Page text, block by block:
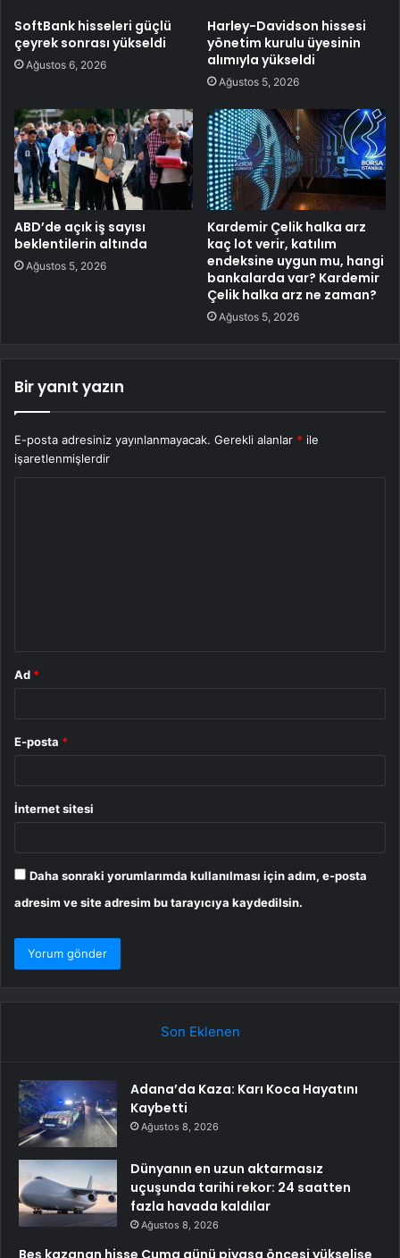
SoftBank hisseleri güçlü
çeyrek sonrası yükseldi
Ağustos 6, 2026
Harley-Davidson hissesi
yönetim kurulu üyesinin
alımıyla yükseldi
Ağustos 5, 2026
ABD’de açık iş sayısı
beklentilerin altında
Ağustos 5, 2026
Kardemir Çelik halka arz
kaç lot verir, katılım
endeksine uygun mu, hangi
bankalarda var? Kardemir
Çelik halka arz ne zaman?
Ağustos 5, 2026
Bir yanıt yazın
E-posta adresiniz yayınlanmayacak. Gerekli alanlar * ile
işaretlenmişlerdir
Ad *
E-posta *
İnternet sitesi
Daha sonraki yorumlarımda kullanılması için adım, e-posta
adresim ve site adresim bu tarayıcıya kaydedilsin.
Son Eklenen
Adana’da Kaza: Karı Koca Hayatını
Kaybetti
Ağustos 8, 2026
Dünyanın en uzun aktarmasız
uçuşunda tarihi rekor: 24 saatten
fazla havada kaldılar
Ağustos 8, 2026
Beş kazanan hisse Cuma günü piyasa öncesi yükselişe